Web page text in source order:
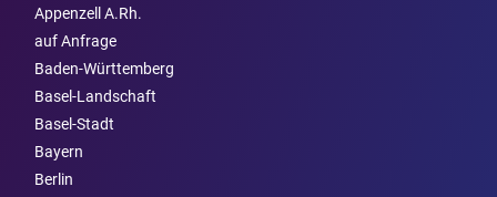
Appenzell A.Rh.
auf Anfrage
Baden-Württemberg
Basel-Landschaft
Basel-Stadt
Bayern
Berlin